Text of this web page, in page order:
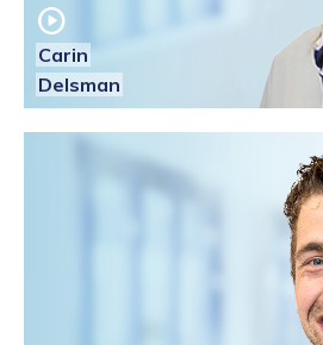
play_circle
Carin
Delsman